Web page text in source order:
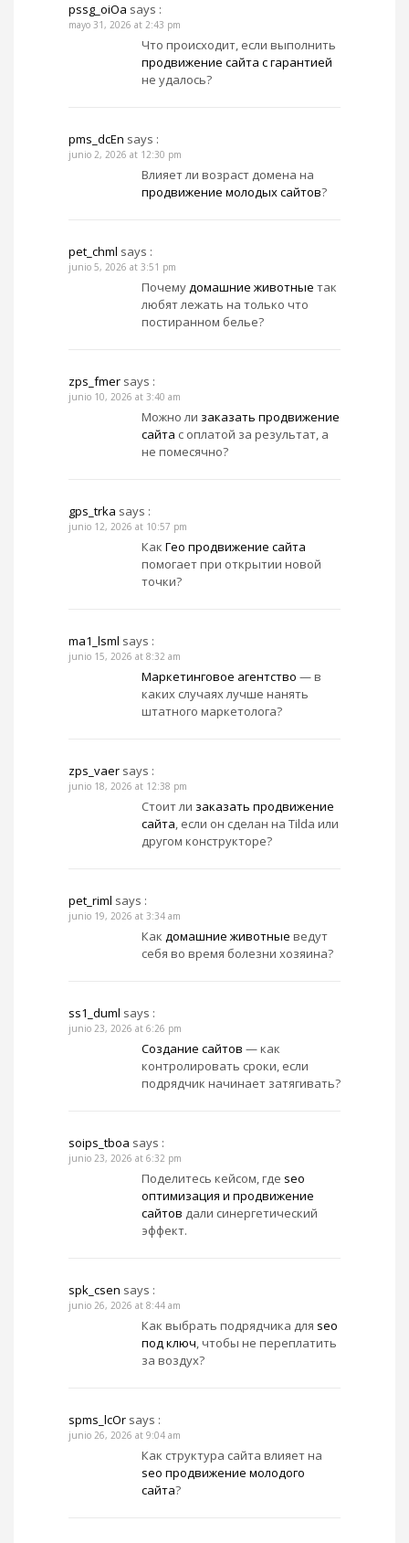
pssg_oiOa says :
mayo 31, 2026 at 2:43 pm
Что происходит, если выполнить
продвижение сайта с гарантией
не удалось?
pms_dcEn says :
junio 2, 2026 at 12:30 pm
Влияет ли возраст домена на
продвижение молодых сайтов?
pet_chml says :
junio 5, 2026 at 3:51 pm
Почемудомашние животные так
любят лежать на только что
постиранном белье?
zps_fmer says :
junio 10, 2026 at 3:40 am
Можно ли заказать продвижение
сайта с оплатой за результат, а
не помесячно?
gps_trka says :
junio 12, 2026 at 10:57 pm
Как Гео продвижение сайта
помогает при открытии новой
точки?
ma1_lsml says :
junio 15, 2026 at 8:32 am
Маркетинговое агентство — в
каких случаях лучше нанять
штатного маркетолога?
zps_vaer says :
junio 18, 2026 at 12:38 pm
Стоит ли заказать продвижение
сайта, если он сделан на Tilda или
другом конструкторе?
pet_riml says :
junio 19, 2026 at 3:34 am
Как домашние животные ведут
себя во время болезни хозяина?
ss1_duml says :
junio 23, 2026 at 6:26 pm
Создание сайтов — как
контролировать сроки, если
подрядчик начинает затягивать?
soips_tboa says :
junio 23, 2026 at 6:32 pm
Поделитесь кейсом, где seo
оптимизация и продвижение
сайтов дали синергетический
эффект.
spk_csen says :
junio 26, 2026 at 8:44 am
Как выбрать подрядчика для seo
под ключ, чтобы не переплатить
за воздух?
spms_lcOr says :
junio 26, 2026 at 9:04 am
Как структура сайта влияет на
seo продвижение молодого
сайта?